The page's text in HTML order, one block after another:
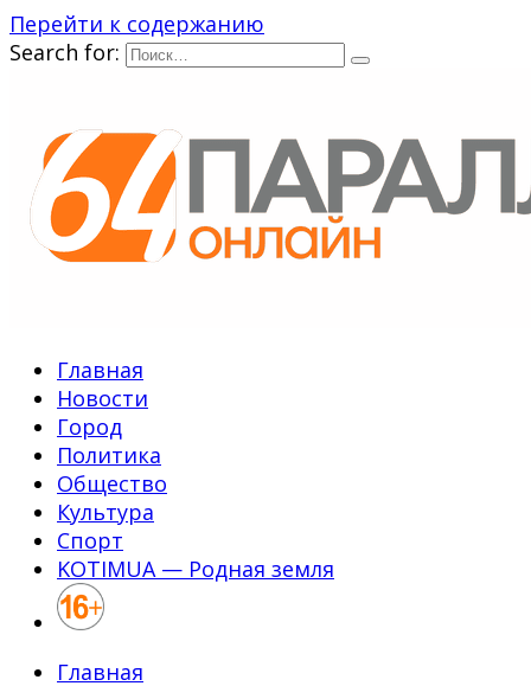
Перейти к содержанию
Search for:
Главная
Новости
Город
Политика
Общество
Культура
Спорт
KOTIMUA — Родная земля
Главная